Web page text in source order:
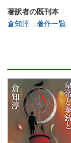
著訳者の既刊本
倉知淳 著作一覧